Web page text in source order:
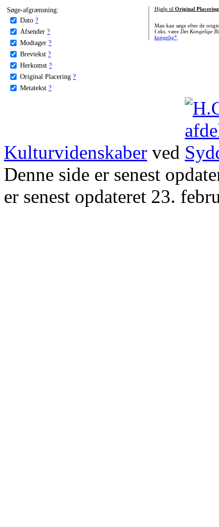
Søge-afgrænsning:
Dato ?
Afsender ?
Modtager ?
Brevtekst ?
Herkomst ?
Original Placering ?
Metatekst ?
Hjælp til Original Placering
Man kan søge efter de
f.eks. være Det Kongelige
kongelig*.
Kulturvidenskaber ved
Denne side er senest
er senest opdateret 23.